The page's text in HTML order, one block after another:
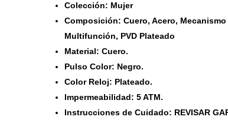
Colección: Mujer
Composición: Cuero, Acero,
Multifunción, PVD Plateado
Material: Cuero.
Pulso Color: Negro.
Color Reloj: Plateado.
Impermeabilidad: 5 ATM.
Instrucciones de Cuidado: REVISAR